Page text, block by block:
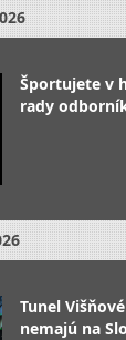
Športujete v
rady
Tunel
nemajú na